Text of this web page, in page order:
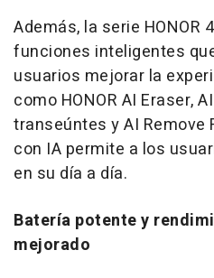
Además, la serie HONOR
funciones inteligentes
usuarios mejorar la
como HONOR AI Eraser,
transeúntes y AI Remove
con IA permite a los
en su día a día.
Batería potente y
mejorado